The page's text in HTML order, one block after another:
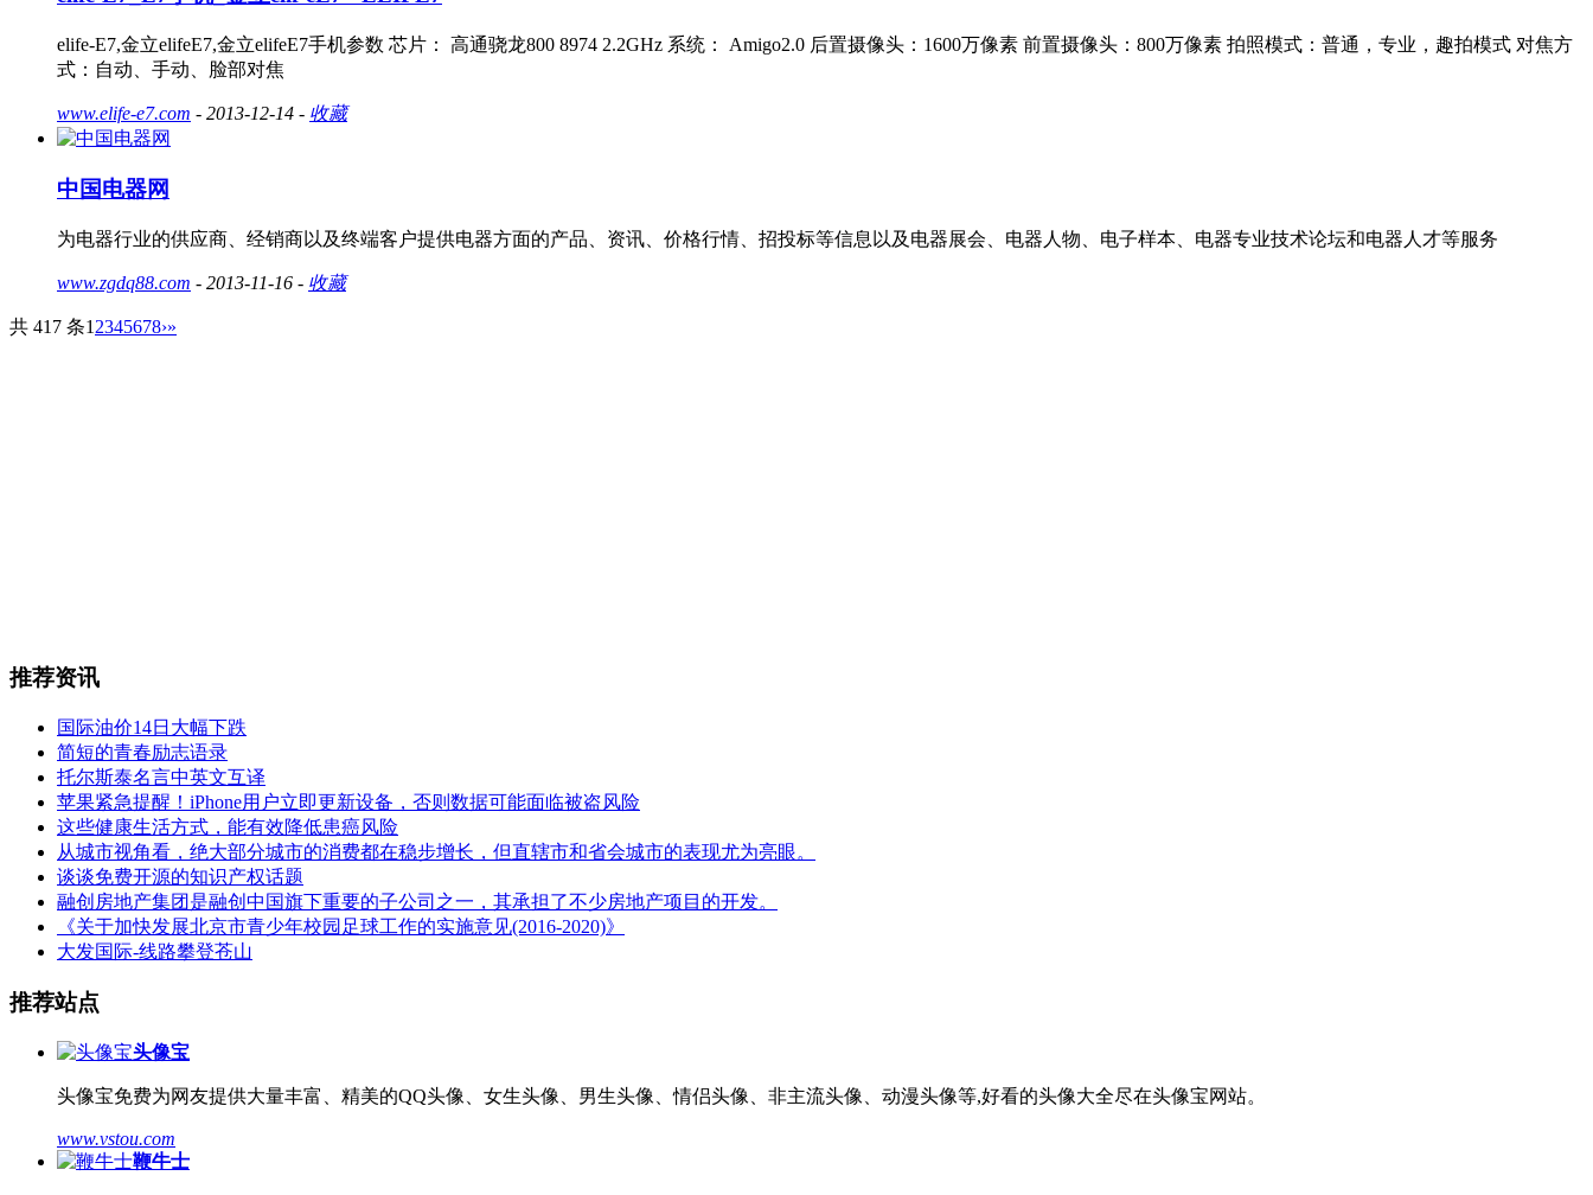
elife-E7,金立elifeE7,金立elifeE7手机参数 芯片： 高通骁龙800 8974 2.2GHz 系统： Amigo2.0 后置摄像头：1600万像素 前置摄像头：800万像素 拍照模式：普通，专业，趣拍模式 对焦方
式：自动、手动、脸部对焦
www.elife-e7.com - 2013-12-14 - 收藏
中国电器网
为电器行业的供应商、经销商以及终端客户提供电器方面的产品、资讯、价格行情、招投标等信息以及电器展会、电器人物、电子样本、电器专业技术论坛和电器人才等服务
www.zgdq88.com - 2013-11-16 - 收藏
共 417 条1 2345678›»
推荐资讯
国际油价14日大幅下跌
简短的青春励志语录
托尔斯泰名言中英文互译
苹果紧急提醒！iPhone用户立即更新设备，否则数据可能面临被盗风险
这些健康生活方式，能有效降低患癌风险
从城市视角看，绝大部分城市的消费都在稳步增长，但直辖市和省会城市的表现尤为亮眼。
谈谈免费开源的知识产权话题
融创房地产集团是融创中国旗下重要的子公司之一，其承担了不少房地产项目的开发。
《关于加快发展北京市青少年校园足球工作的实施意见(2016-2020)》
大发国际-线路攀登苍山
推荐站点
头像宝
头像宝免费为网友提供大量丰富、精美的QQ头像、女生头像、男生头像、情侣头像、非主流头像、动漫头像等,好看的头像大全尽在头像宝网站。
www.vstou.com
鞭牛士